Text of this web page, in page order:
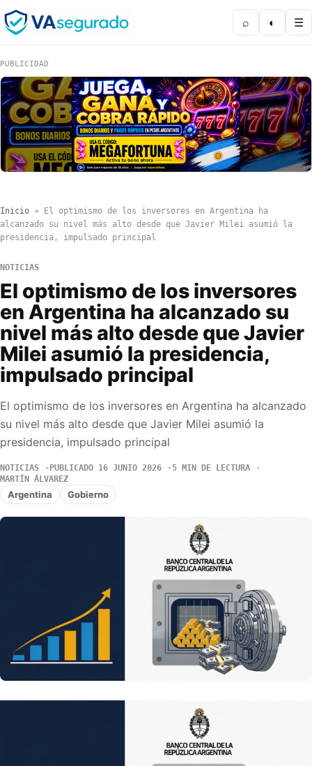
⌕ ◐ ☰
PUBLICIDAD
Inicio »
El optimismo de los inversores en Argentina ha
alcanzado su nivel más alto desde que Javier Milei asumió la
presidencia, impulsado principal
NOTICIAS
El optimismo de los inversores
en Argentina ha alcanzado su
nivel más alto desde que Javier
Milei asumió la presidencia,
impulsado principal
El optimismo de los inversores en Argentina ha alcanzado
su nivel más alto desde que Javier Milei asumió la
presidencia, impulsado principal
NOTICIAS PUBLICADO 16 JUNIO 2026
5 MIN DE LECTURA
MARTÍN ÁLVAREZ
Argentina Gobierno